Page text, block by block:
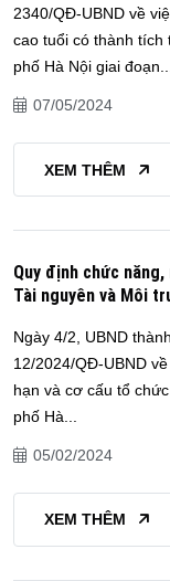
2340/QĐ-UBND về
cao tuổi có thành tích
phố Hà Nội giai
07/05/2024
XEM THÊM
Quy định chức
Tài nguyên và Môi
Ngày 4/2, UBND
12/2024/QĐ-UBND
hạn và cơ cấu tổ
phố Hà...
05/02/2024
XEM THÊM